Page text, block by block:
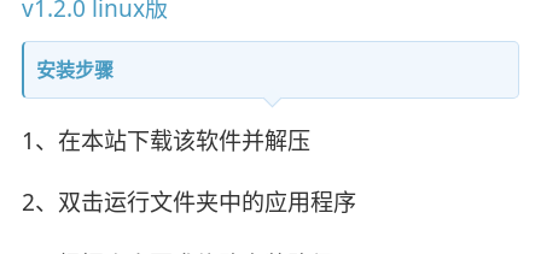
v1.2.0 linux版
安装步骤
1、在本站下载该软件并解压
2、双击运行文件夹中的应用程序